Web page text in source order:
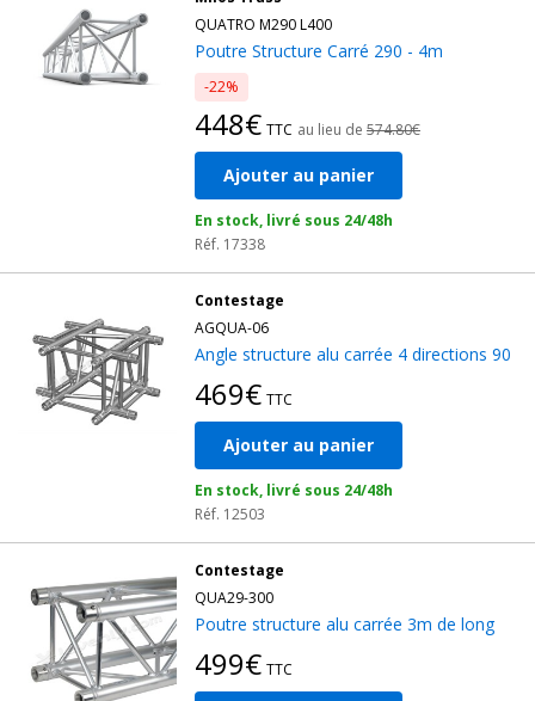
QUATRO M290 L400
Poutre Structure Carré 290 - 4m
-22%
448€ TTC au lieu de 574.80€
Ajouter au panier
En stock, livré sous 24/48h
Réf. 17338
Contestage
AGQUA-06
Angle structure alu carrée 4 directions 90
469€ TTC
Ajouter au panier
En stock, livré sous 24/48h
Réf. 12503
Contestage
QUA29-300
Poutre structure alu carrée 3m de long
499€ TTC